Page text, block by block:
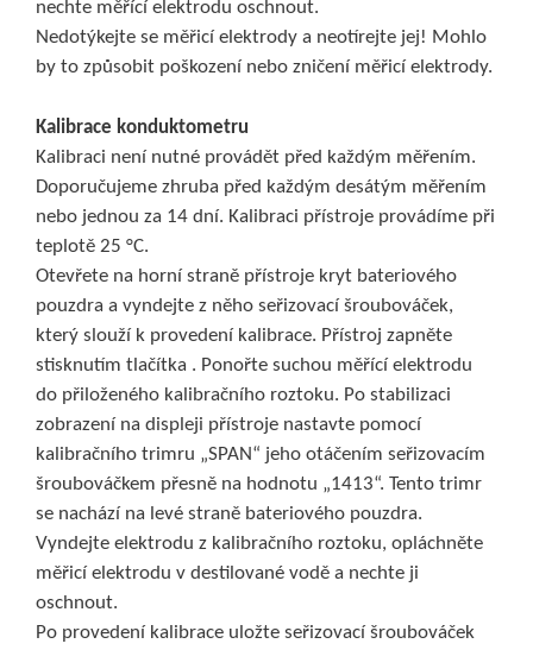
nechte měřící elektrodu oschnout.
Nedotýkejte se měřicí elektrody a neotírejte jej! Mohlo
by to způsobit poškození nebo zničení měřicí elektrody.
Kalibrace konduktometru
Kalibraci není nutné provádět před každým měřením.
Doporučujeme zhruba před každým desátým měřením
nebo jednou za 14 dní. Kalibraci přístroje provádíme při
teplotě 25 °C.
Otevřete na horní straně přístroje kryt bateriového
pouzdra a vyndejte z něho seřizovací šroubováček,
který slouží k provedení kalibrace. Přístroj zapněte
stisknutím tlačítka . Ponořte suchou měřící elektrodu
do přiloženého kalibračního roztoku. Po stabilizaci
zobrazení na displeji přístroje nastavte pomocí
kalibračního trimru „SPAN“ jeho otáčením seřizovacím
šroubováčkem přesně na hodnotu „1413“. Tento trimr
se nachází na levé straně bateriového pouzdra.
Vyndejte elektrodu z kalibračního roztoku, opláchněte
měřicí elektrodu v destilované vodě a nechte ji
oschnout.
Po provedení kalibrace uložte seřizovací šroubováček